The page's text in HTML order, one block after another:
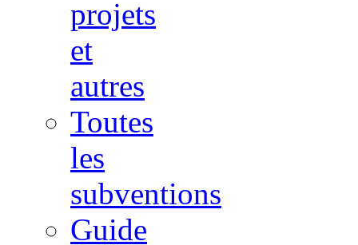
projets
et
autres
Toutes
les
subventions
Guide